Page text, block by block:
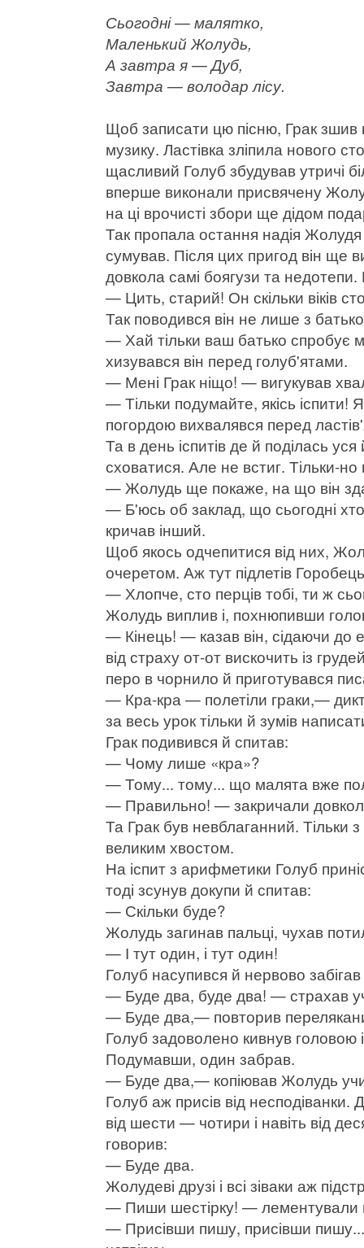
Сьогодні — малятко,
Маленький Жолудь,
А завтра я — Дуб,
Завтра — володар лісу.
Щоб записати цю пісню, Грак
музику. Ластівка зліпила нового
щасливий Голуб збудував утричі
вперше виконали присвячену
на ці врочисті збори ще дідом
Так пропала остання надія
сумував. Після цих пригод він
довкола самі боягузи та
— Цить, старий! Он скільки віків
Так поводився він не лише з
— Хай тільки ваш батько спробує
хизувався він перед голуб'ятами.
— Мені Грак ніщо! — вигукував
— Тільки подумайте, якісь
погордою вихвалявся перед
Та в день іспитів де й поділась
сховатися. Але не встиг. Тільки-но
— Жолудь ще покаже, на що він
— Б'юсь об заклад, що сьогодні
кричав інший.
Щоб якось одчепитися від них,
очеретом. Аж тут підлетів
— Хлопче, сто перців тобі, ти ж
Жолудь виплив і, похнюпивши
— Кінець! — казав він, сідаючи до
від страху от-от вискочить із
перо в чорнило й приготувався
— Кра-кра — полетіли граки,—
за весь урок тільки й зумів
Грак подивився й спитав:
— Чому лише «кра»?
— Тому... тому... що малята вже
— Правильно! — закричали
Та Грак був невблаганний. Тільки
великим хвостом.
На іспит з арифметики Голуб
тоді зсунув докупи й спитав:
— Скільки буде?
Жолудь загинав пальці, чухав
— І тут один, і тут один!
Голуб насупився й нервово забігав
— Буде два, буде два! — страхав
— Буде два,— повторив
Голуб задоволено кивнув головою
Подумавши, один забрав.
— Буде два,— копіював Жолудь
Голуб аж присів від несподіванки.
від шести — чотири і навіть від
говорив:
— Буде два.
Жолудеві друзі і всі зіваки аж
— Пиши шестірку! — лементували
— Присівши пишу, присівши